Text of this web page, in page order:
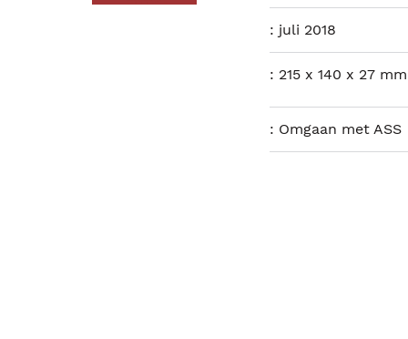
: juli 2018
: 215 x 140 x 27
: Omgaan met ASS